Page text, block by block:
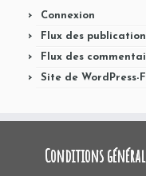
Connexion
Flux des
Flux des
Site de WordPress-
Conditions